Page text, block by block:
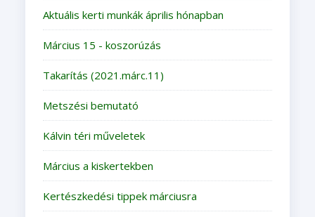
Aktuális kerti munkák április hónapban
Március 15 - koszorúzás
Takarítás (2021.márc.11)
Metszési bemutató
Kálvin téri műveletek
Március a kiskertekben
Kertészkedési tippek márciusra